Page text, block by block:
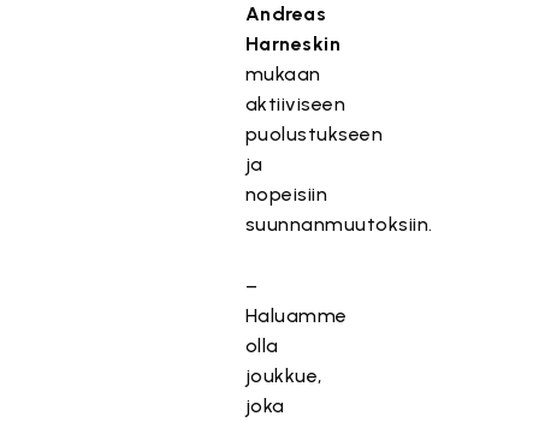
Andreas
Harneskin
mukaan
aktiiviseen
puolustukseen
ja
nopeisiin
suunnanmuutoksiin.
–
Haluamme
olla
joukkue,
joka